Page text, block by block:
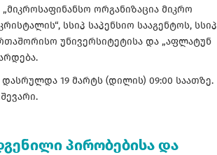
„მიკროსაფინანსო ორგანიზაცია მიკრო
სსიპ საპენსიო სააგენტოს, სსიპ
უნივერსიტეტისა და „აფლატუნ
დასრულდა 19 მარტს (დილის) 09:00 საათზე.
პირობებისა და